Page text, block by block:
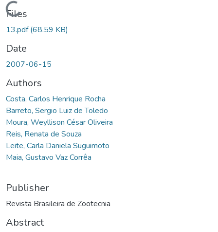
Loading...
Files
13.pdf(68.59 KB)
Date
2007-06-15
Authors
Costa, Carlos Henrique Rocha
Barreto, Sergio Luiz de Toledo
Moura, Weyllison César Oliveira
Reis, Renata de Souza
Leite, Carla Daniela Suguimoto
Maia, Gustavo Vaz Corrêa
Publisher
Revista Brasileira de Zootecnia
Abstract